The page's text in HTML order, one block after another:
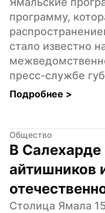
программу,
стало известно
пресс-службе
Подробнее >
Общество
В Салехарде
айтишников
Столица Ямала